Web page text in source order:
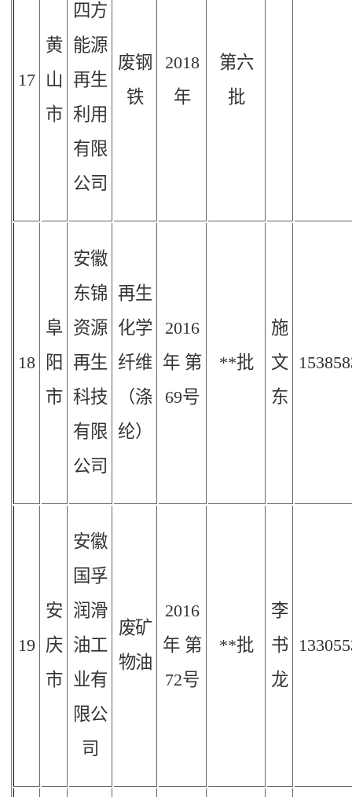
17
黄
山
市
四方
能源
再生
利用
有限
公司
废钢
铁
2018
年
第六
批
18
阜
阳
市
安徽
东锦
资源
再生
科技
有限
公司
再生
化学
纤维
（涤
纶）
2016
年 第
69号
**批
施
文
东
19
安
庆
市
安徽
国孚
润滑
油工
业有
限公
司
废矿
物油
2016
年 第
72号
**批
李
书
龙